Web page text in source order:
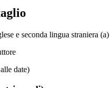
e seconda lingua straniera (a)
date)